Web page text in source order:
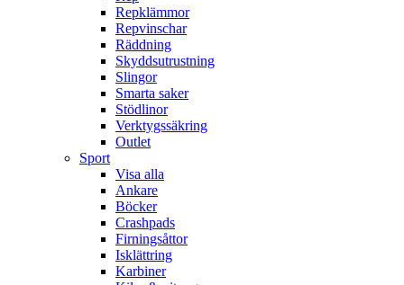
Repklämmor
Repvinschar
Räddning
Skyddsutrustning
Slingor
Smarta saker
Stödlinor
Verktygssäkring
Outlet
Sport
Visa alla
Ankare
Böcker
Crashpads
Firningsåttor
Isklättring
Karbiner